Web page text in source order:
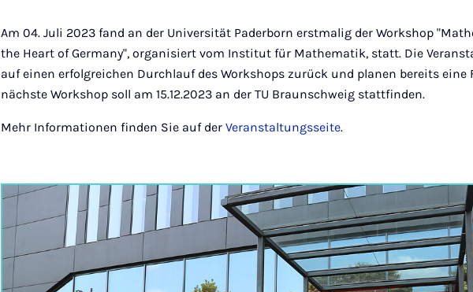
Am 04. Juli 2023 fand an der Universität Paderborn erstmalig der Workshop
the Heart of Germany", organisiert vom Institut für Mathematik, statt. Die
auf einen erfolgreichen Durchlauf des Workshops zurück und planen bereits eine
nächste Workshop soll am 15.12.2023 an der TU Braunschweig stattfinden.
Mehr Informationen finden Sie auf derVeranstaltungsseite.